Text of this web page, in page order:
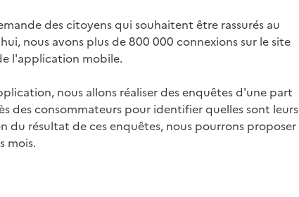
des citoyens qui souhaitent être rassurés au
nous avons plus de 800 000 connexions sur le site
l'application mobile.
nous allons réaliser des enquêtes d'une part
des consommateurs pour identifier quelles sont leurs
du résultat de ces enquêtes, nous pourrons proposer
mois.